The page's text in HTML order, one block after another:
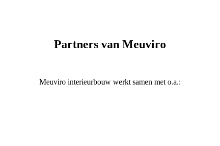
Partners van Meuviro
Meuviro interieurbouw werkt samen met o.a.: